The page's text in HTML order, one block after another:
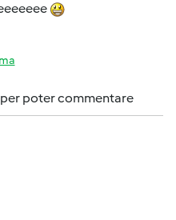
per poter commentare